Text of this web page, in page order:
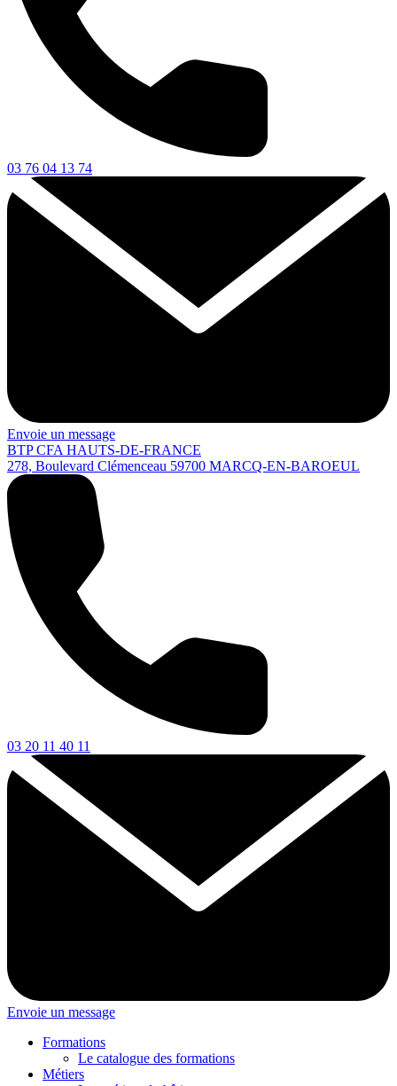
03 76 04 13 74
Envoie un message
BTP CFA HAUTS-DE-FRANCE
278, Boulevard Clémenceau 59700 MARCQ-EN-BAROEUL
03 20 11 40 11
Envoie un message
Formations
Le catalogue des formations
Métiers